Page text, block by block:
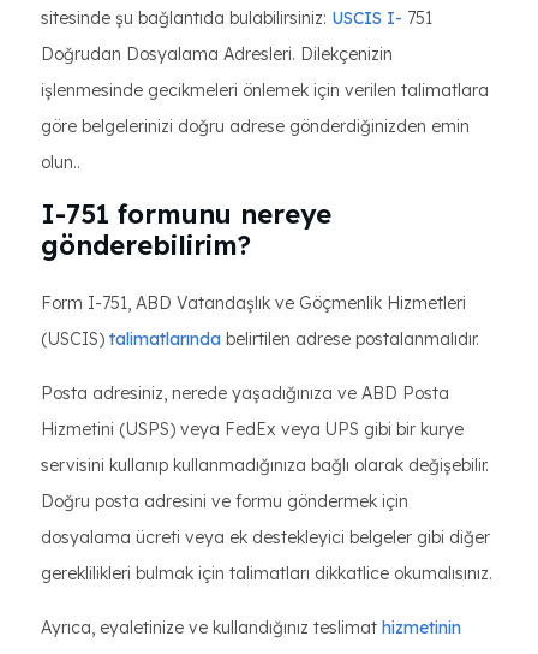
sitesinde şu bağlantıda bulabilirsiniz: USCIS I- 751
Doğrudan Dosyalama Adresleri. Dilekçenizin
işlenmesinde gecikmeleri önlemek için verilen talimatlara
göre belgelerinizi doğru adrese gönderdiğinizden emin
olun..
I-751 formunu nereye
gönderebilirim?
Form I-751, ABD Vatandaşlık ve Göçmenlik Hizmetleri
(USCIS) talimatlarında belirtilen adrese postalanmalıdır.
Posta adresiniz, nerede yaşadığınıza ve ABD Posta
Hizmetini (USPS) veya FedEx veya UPS gibi bir kurye
servisini kullanıp kullanmadığınıza bağlı olarak değişebilir.
Doğru posta adresini ve formu göndermek için
dosyalama ücreti veya ek destekleyici belgeler gibi diğer
gereklilikleri bulmak için talimatları dikkatlice okumalısınız.
Ayrıca, eyaletinize ve kullandığınız teslimat hizmetinin